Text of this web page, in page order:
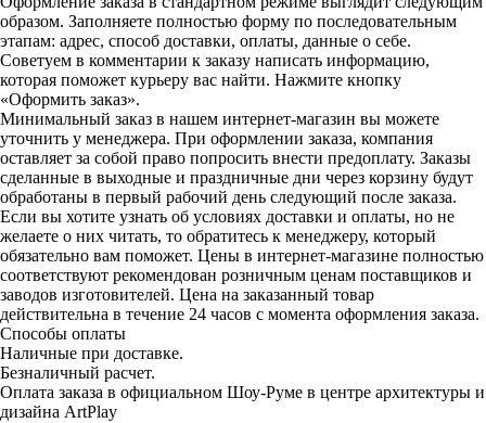
образом. Заполняете полностью форму по последовательным
этапам: адрес, способ доставки, оплаты, данные о себе.
Советуем в комментарии к заказу написать информацию,
которая поможет курьеру вас найти. Нажмите кнопку
«Оформить заказ».
Минимальный заказ в нашем интернет-магазин вы можете
уточнить у менеджера. При оформлении заказа, компания
оставляет за собой право попросить внести предоплату. Заказы
сделанные в выходные и праздничные дни через корзину будут
обработаны в первый рабочий день следующий после заказа.
Если вы хотите узнать об условиях доставки и оплаты, но не
желаете о них читать, то обратитесь к менеджеру, который
обязательно вам поможет. Цены в интернет-магазине полностью
соответствуют рекомендован розничным ценам поставщиков и
заводов изготовителей. Цена на заказанный товар
действительна в течение 24 часов с момента оформления заказа.
Способы оплаты
Наличные при доставке.
Безналичный расчет.
Оплата заказа в официальном Шоу-Руме в центре архитектуры и
дизайна ArtPlay